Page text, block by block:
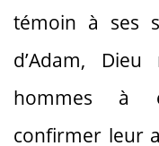
témoin à ses
d’Adam,
hommes à
confirmer leur